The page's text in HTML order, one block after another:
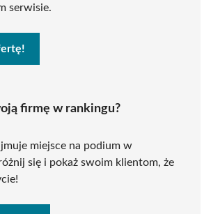
serwisie.
firmę w rankingu?
miejsce na podium w
się i pokaż swoim klientom, że